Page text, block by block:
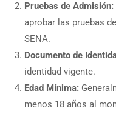
Pruebas de Admisión:
aprobar las pruebas
SENA.
Documento de
identidad vigente.
Edad Mínima:
menos 18 años al